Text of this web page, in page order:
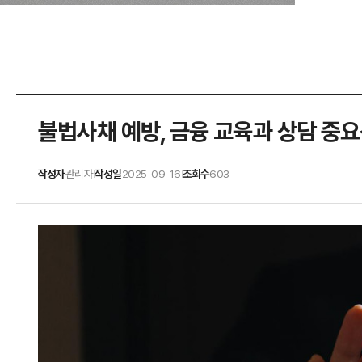
불법사채 예방, 금융 교육과 상담 중
작성자관리자|작성일2025-09-16 |조회수603